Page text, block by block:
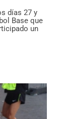
días 27 y
Base que
un